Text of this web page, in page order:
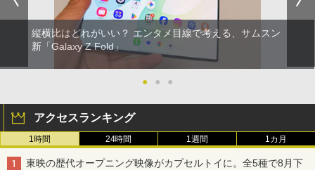
縦横比はどれがいい？ エンタメ目線で考える、サムスン
新「Galaxy Z Fold」
● ● ●
アクセスランキング
1時間 24時間 1週間 1カ月
東映の歴代オープニング映像がカプセルトイに。全5種で8月下